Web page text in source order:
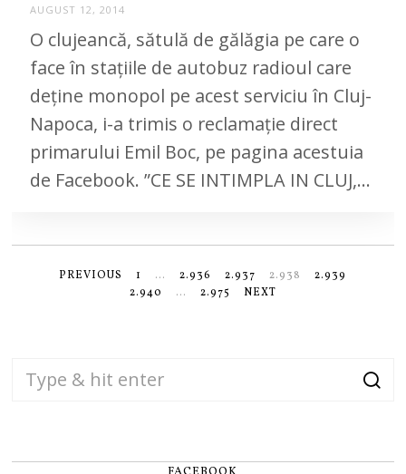
AUGUST 12, 2014
O clujeancă, sătulă de gălăgia pe care o
face în stațiile de autobuz radioul care
deține monopol pe acest serviciu în Cluj-
Napoca, i-a trimis o reclamație direct
primarului Emil Boc, pe pagina acestuia
de Facebook. ”CE SE INTIMPLA IN CLUJ,…
PREVIOUS 1 … 2.936 2.937 2.938
2.939
2.940
… 2.975 NEXT